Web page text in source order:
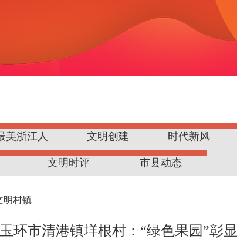
美浙江人 文明创建 时代新风
文明时评 市县动态
明村镇
环市清港镇垟根村：“绿色果园”彰